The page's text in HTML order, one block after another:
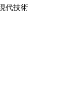
代技術